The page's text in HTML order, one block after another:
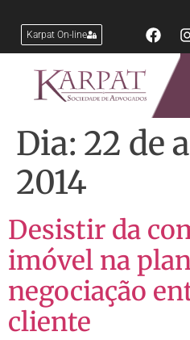
Karpat On-line
Dia: 22 de
2014
Desistir da
imóvel na
negociação
cliente